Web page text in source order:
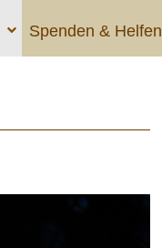
Spenden & Helfen